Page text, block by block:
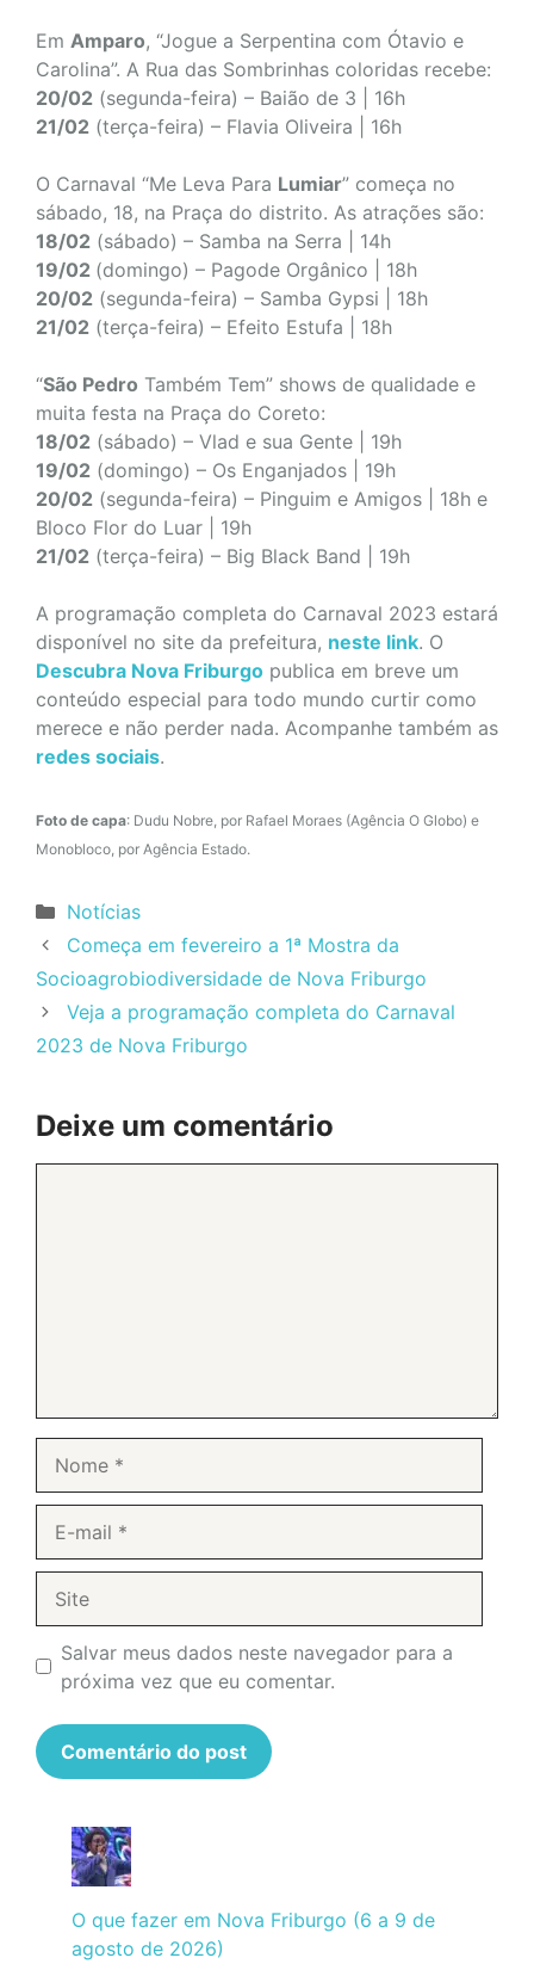
Em Amparo, “Jogue a Serpentina com Ótavio e
Carolina”. A Rua das Sombrinhas coloridas recebe:
20/02 (segunda-feira) – Baião de 3 | 16h
21/02 (terça-feira) – Flavia Oliveira | 16h
O Carnaval “Me Leva Para Lumiar” começa no
sábado, 18, na Praça do distrito. As atrações são:
18/02 (sábado) – Samba na Serra | 14h
19/02 (domingo) – Pagode Orgânico | 18h
20/02 (segunda-feira) – Samba Gypsi | 18h
21/02 (terça-feira) – Efeito Estufa | 18h
“São Pedro Também Tem” shows de qualidade e
muita festa na Praça do Coreto:
18/02 (sábado) – Vlad e sua Gente | 19h
19/02 (domingo) – Os Enganjados | 19h
20/02 (segunda-feira) – Pinguim e Amigos | 18h e
Bloco Flor do Luar | 19h
21/02 (terça-feira) – Big Black Band | 19h
A programação completa do Carnaval 2023 estará
disponível no site da prefeitura, neste link. O
Descubra Nova Friburgo publica em breve um
conteúdo especial para todo mundo curtir como
merece e não perder nada. Acompanhe também as
redes sociais.
Foto de capa: Dudu Nobre, por Rafael Moraes (Agência O Globo) e
Monobloco, por Agência Estado.
Categorias
Notícias
Começa em fevereiro a 1ª Mostra da
Socioagrobiodiversidade de Nova Friburgo
Veja a programação completa do Carnaval
2023 de Nova Friburgo
Deixe um comentário
mail
Salvar meus dados neste navegador para a
próxima vez que eu comentar.
O que fazer em Nova Friburgo (6 a 9 de
agosto de 2026)